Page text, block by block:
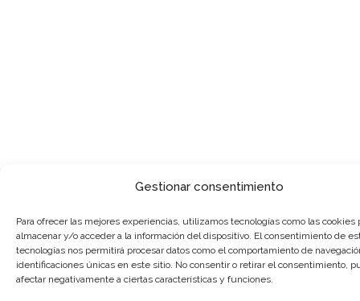
Gestionar consentimiento
Para ofrecer las mejores experiencias, utilizamos tecnologías como las cookies
almacenar y/o acceder a la información del dispositivo. El consentimiento de
tecnologías nos permitirá procesar datos como el comportamiento de
identificaciones únicas en este sitio. No consentir o retirar el consentimiento,
afectar negativamente a ciertas características y funciones.